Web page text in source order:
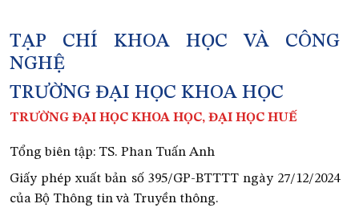
TẠP CHÍ KHOA HỌC VÀ CÔNG
NGHỆ
TRƯỜNG ĐẠI HỌC KHOA HỌC
TRƯỜNG ĐẠI HỌC KHOA HỌC, ĐẠI HỌC HUẾ
Tổng biên tập: TS. Phan Tuấn Anh
Giấy phép xuất bản số 395/GP-BTTTT ngày 27/12/2024
của Bộ Thông tin và Truyền thông.